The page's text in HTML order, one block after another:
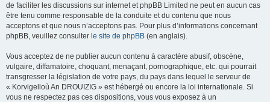
de faciliter les discussions sur internet et phpBB Limited ne peut en aucun cas
être tenu comme responsable de la conduite et du contenu que nous
acceptons et que nous n’acceptons pas. Pour plus d’informations concernant
phpBB, veuillez consulter le site de phpBB (en anglais).
Vous acceptez de ne publier aucun contenu à caractère abusif, obscène,
vulgaire, diffamatoire, choquant, menaçant, pornographique, etc. qui pourrait
transgresser la législation de votre pays, du pays dans lequel le serveur de
« Korvigelloù An DROUIZIG » est hébergé ou encore la loi internationale. Si
vous ne respectez pas ces dispositions, vous vous exposez à un